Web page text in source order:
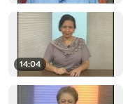
14:04